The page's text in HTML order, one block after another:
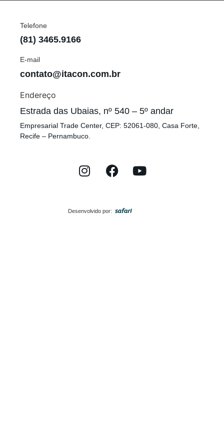
Telefone
(81) 3465.9166
E-mail
contato@itacon.com.br
Endereço
Estrada das Ubaias, nº 540 – 5º andar
Empresarial Trade Center, CEP: 52061-080, Casa Forte,
Recife – Pernambuco.
Desenvolvido por: